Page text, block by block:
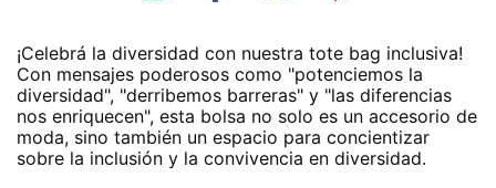
¡Celebrá la diversidad con nuestra tote bag inclusiva!
Con mensajes poderosos como "potenciemos la
diversidad", "derribemos barreras" y "las diferencias
nos enriquecen", esta bolsa no solo es un accesorio de
moda, sino también un espacio para concientizar
sobre la inclusión y la convivencia en diversidad.